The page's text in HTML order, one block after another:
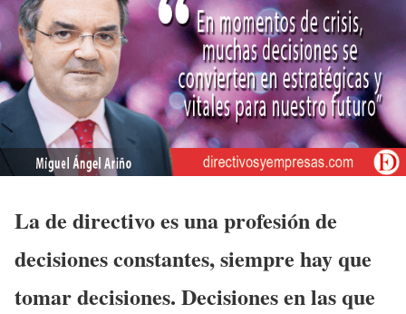
La de directivo es una profesión de
decisiones constantes, siempre hay que
tomar decisiones. Decisiones en las que